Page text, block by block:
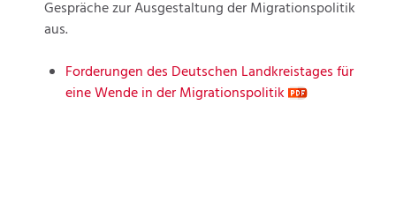
Gespräche zur Ausgestaltung der Migrationspolitik
aus.
Forderungen des Deutschen Landkreistages für
eine Wende in der Migrationspolitik